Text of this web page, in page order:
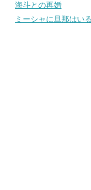
海斗との再婚
ミーシャに旦那はい